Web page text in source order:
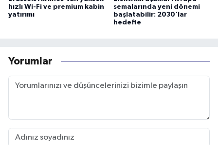
hızlı Wi-Fi ve premium kabin
yatırımı
semalarında yeni dönemi
başlatabilir: 2030'lar
hedefte
Yorumlar